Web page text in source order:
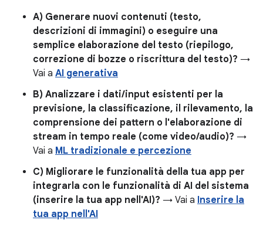
A) Generare nuovi contenuti (testo,
descrizioni di immagini) o eseguire una
semplice elaborazione del testo (riepilogo,
correzione di bozze o riscrittura del testo)? →
Vai a AI generativa
B) Analizzare i dati/input esistenti per la
previsione, la classificazione, il rilevamento, la
comprensione dei pattern o l'elaborazione di
stream in tempo reale (come video/audio)? →
Vai a ML tradizionale e percezione
C) Migliorare le funzionalità della tua app per
integrarla con le funzionalità di AI del sistema
(inserire la tua app nell'AI)? → Vai a Inserire la
tua app nell'AI